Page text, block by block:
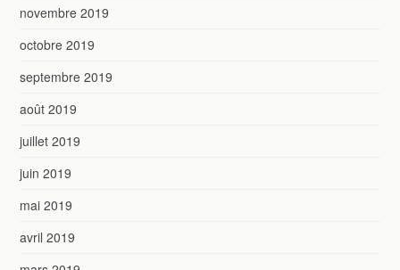
novembre 2019
octobre 2019
septembre 2019
août 2019
juillet 2019
juin 2019
mai 2019
avril 2019